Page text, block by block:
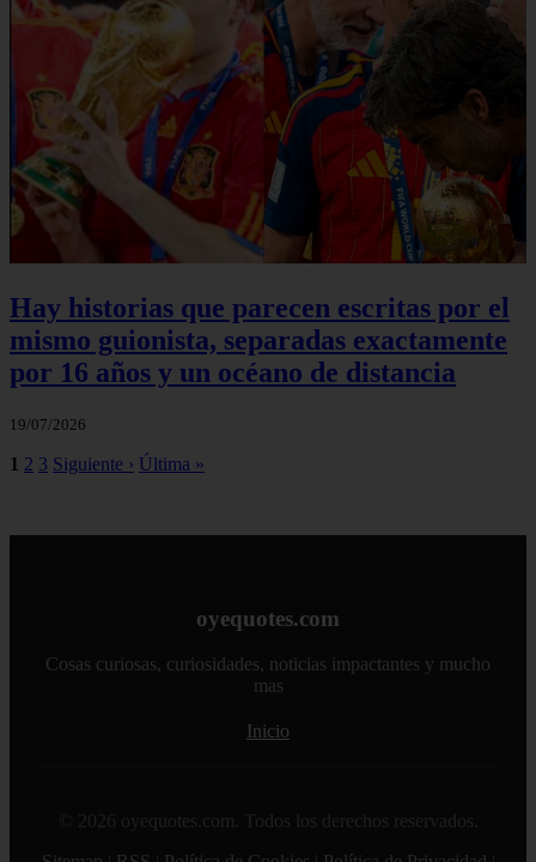
Hay historias que parecen escritas por el
mismo guionista, separadas exactamente
por 16 años y un océano de distancia
19/07/2026
1 2 3 Siguiente › Última »
oyequotes.com
Cosas curiosas, curiosidades, noticias impactantes y mucho
mas
Inicio
© 2026 oyequotes.com. Todos los derechos reservados.